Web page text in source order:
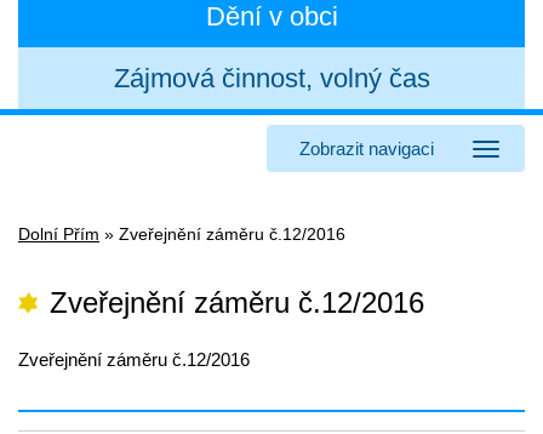
Dění v obci
Zájmová činnost, volný čas
Zobrazit navigaci
Dolní Přím » Zveřejnění záměru č.12/2016
Zveřejnění záměru č.12/2016
Zveřejnění záměru č.12/2016